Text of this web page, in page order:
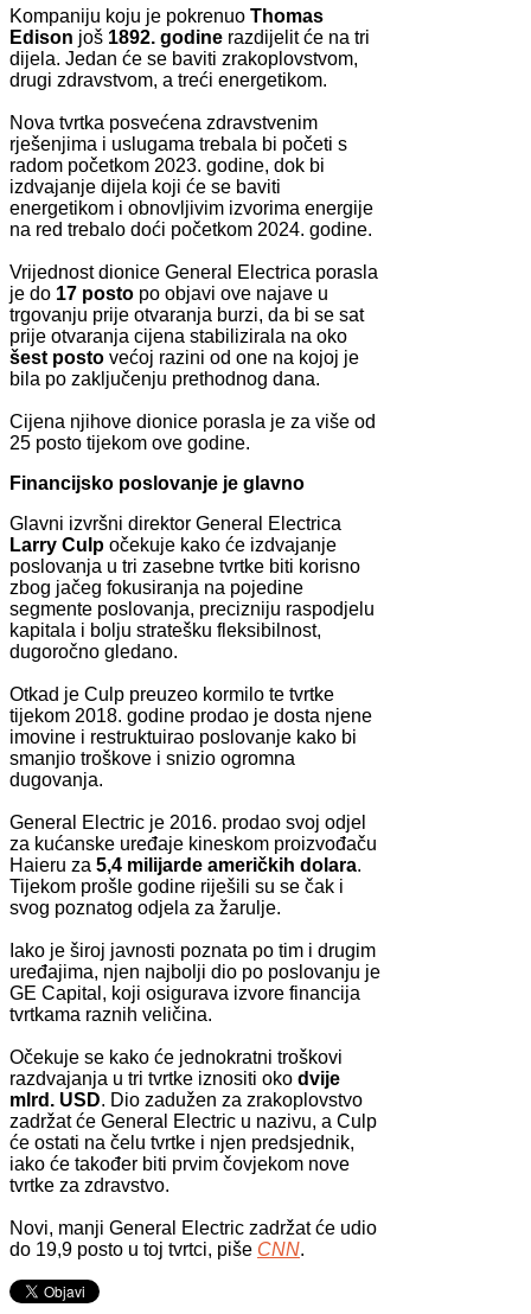
Kompaniju koju je pokrenuo Thomas
Edison još 1892. godine razdijelit će na tri
dijela. Jedan će se baviti zrakoplovstvom,
drugi zdravstvom, a treći energetikom.
Nova tvrtka posvećena zdravstvenim
rješenjima i uslugama trebala bi početi s
radom početkom 2023. godine, dok bi
izdvajanje dijela koji će se baviti
energetikom i obnovljivim izvorima energije
na red trebalo doći početkom 2024. godine.
Vrijednost dionice General Electrica porasla
je do 17 posto po objavi ove najave u
trgovanju prije otvaranja burzi, da bi se sat
prije otvaranja cijena stabilizirala na oko
šest posto većoj razini od one na kojoj je
bila po zaključenju prethodnog dana.
Cijena njihove dionice porasla je za više od
25 posto tijekom ove godine.
Financijsko poslovanje je glavno
Glavni izvršni direktor General Electrica
Larry Culp očekuje kako će izdvajanje
poslovanja u tri zasebne tvrtke biti korisno
zbog jačeg fokusiranja na pojedine
segmente poslovanja, precizniju raspodjelu
kapitala i bolju stratešku fleksibilnost,
dugoročno gledano.
Otkad je Culp preuzeo kormilo te tvrtke
tijekom 2018. godine prodao je dosta njene
imovine i restruktuirao poslovanje kako bi
smanjio troškove i snizio ogromna
dugovanja.
General Electric je 2016. prodao svoj odjel
za kućanske uređaje kineskom proizvođaču
Haieru za 5,4 milijarde američkih dolara.
Tijekom prošle godine riješili su se čak i
svog poznatog odjela za žarulje.
Iako je široj javnosti poznata po tim i drugim
uređajima, njen najbolji dio po poslovanju je
GE Capital, koji osigurava izvore financija
tvrtkama raznih veličina.
Očekuje se kako će jednokratni troškovi
razdvajanja u tri tvrtke iznositi oko dvije
mlrd. USD. Dio zadužen za zrakoplovstvo
zadržat će General Electric u nazivu, a Culp
će ostati na čelu tvrtke i njen predsjednik,
iako će također biti prvim čovjekom nove
tvrtke za zdravstvo.
Novi, manji General Electric zadržat će udio
do 19,9 posto u toj tvrtci, piše CNN.